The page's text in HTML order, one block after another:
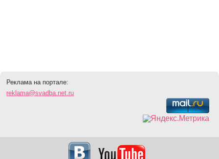
Реклама на портале:
reklama@svadba.net.ru